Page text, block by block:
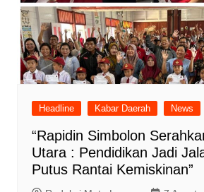
Headline Kabar Daerah News
“Rapidin Simbolon
Utara : Pendidikan Jadi
Putus Rantai Kemiskinan”